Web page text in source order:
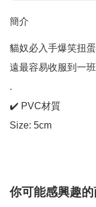
簡介
貓奴必入手爆笑扭
遠最容易收服到一
.
✔️ PVC材質
Size: 5cm
你可能感興趣